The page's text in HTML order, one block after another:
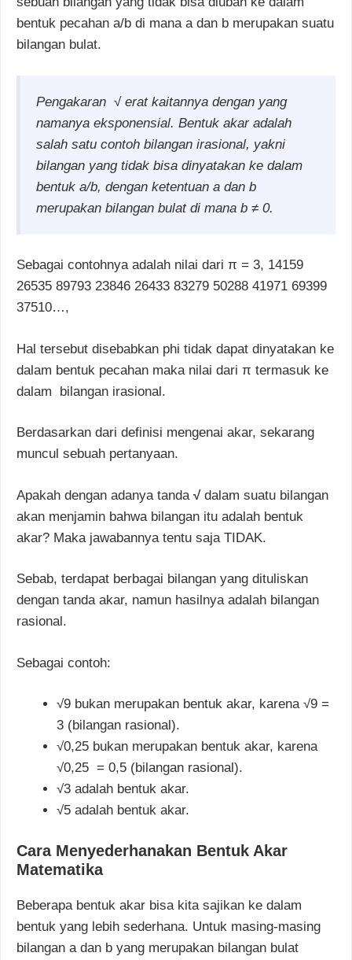
bentuk pecahan a/b di mana a dan b merupakan suatu
bilangan bulat.
Pengakaran √ erat kaitannya dengan yang
namanya eksponensial. Bentuk akar adalah
salah satu contoh bilangan irasional, yakni
bilangan yang tidak bisa dinyatakan ke dalam
bentuk a/b, dengan ketentuan a dan b
merupakan bilangan bulat di mana b ≠ 0.
Sebagai contohnya adalah nilai dari π = 3, 14159
26535 89793 23846 26433 83279 50288 41971 69399
37510…,
Hal tersebut disebabkan phi tidak dapat dinyatakan ke
dalam bentuk pecahan maka nilai dari π termasuk ke
dalam bilangan irasional.
Berdasarkan dari definisi mengenai akar, sekarang
muncul sebuah pertanyaan.
Apakah dengan adanya tanda √ dalam suatu bilangan
akan menjamin bahwa bilangan itu adalah bentuk
akar? Maka jawabannya tentu saja TIDAK.
Sebab, terdapat berbagai bilangan yang dituliskan
dengan tanda akar, namun hasilnya adalah bilangan
rasional.
Sebagai contoh:
√9 bukan merupakan bentuk akar, karena √9 =
3 (bilangan rasional).
√0,25 bukan merupakan bentuk akar, karena
√0,25 = 0,5 (bilangan rasional).
√3 adalah bentuk akar.
√5 adalah bentuk akar.
Cara Menyederhanakan Bentuk Akar
Matematika
Beberapa bentuk akar bisa kita sajikan ke dalam
bentuk yang lebih sederhana. Untuk masing-masing
bilangan a dan b yang merupakan bilangan bulat